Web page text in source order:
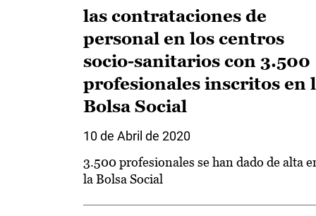
las contrataciones de
personal en los centros
socio-sanitarios con 3.500
profesionales inscritos en
Bolsa Social
10 de Abril de 2020
3.500 profesionales se han dado de alta
la Bolsa Social